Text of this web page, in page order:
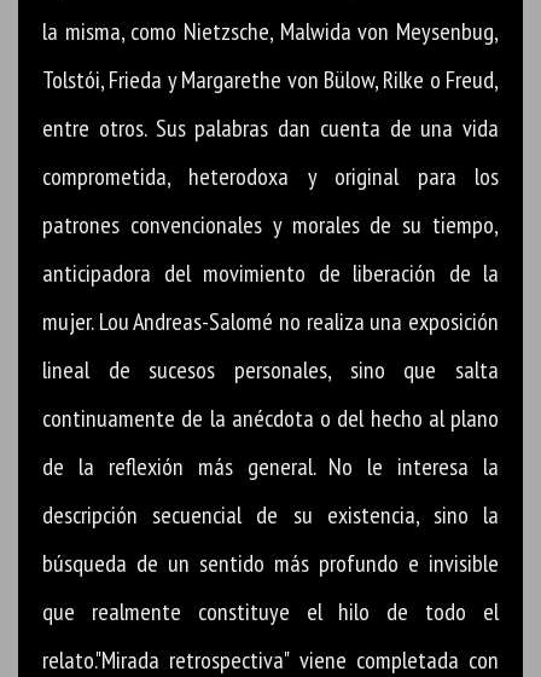
la misma, como Nietzsche, Malwida von Meysenbug,
Tolstói, Frieda y Margarethe von Bülow, Rilke o Freud,
entre otros. Sus palabras dan cuenta de una vida
comprometida, heterodoxa y original para los
patrones convencionales y morales de su tiempo,
anticipadora del movimiento de liberación de la
mujer. Lou Andreas-Salomé no realiza una exposición
lineal de sucesos personales, sino que salta
continuamente de la anécdota o del hecho al plano
de la reflexión más general. No le interesa la
descripción secuencial de su existencia, sino la
búsqueda de un sentido más profundo e invisible
que realmente constituye el hilo de todo el
relato."Mirada retrospectiva" viene completada con